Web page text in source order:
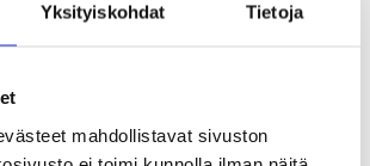
Yksityiskohdat Tietoja
mahdollistavat sivuston
tärkeää, että asiat opitaan kunnolla ja
riippuen tämä voi tarkoittaa sisältöjen